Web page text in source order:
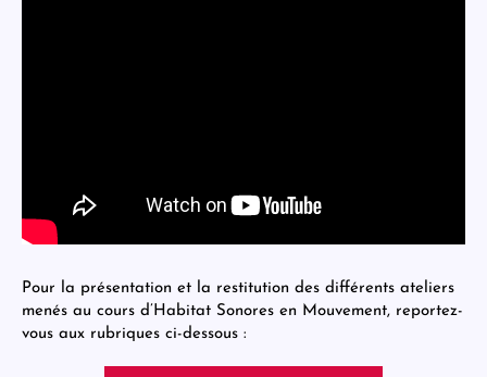
Pour la présentation et la restitution des différents ateliers
menés au cours d’Habitat Sonores en Mouvement, reportez-
vous aux rubriques ci-dessous :